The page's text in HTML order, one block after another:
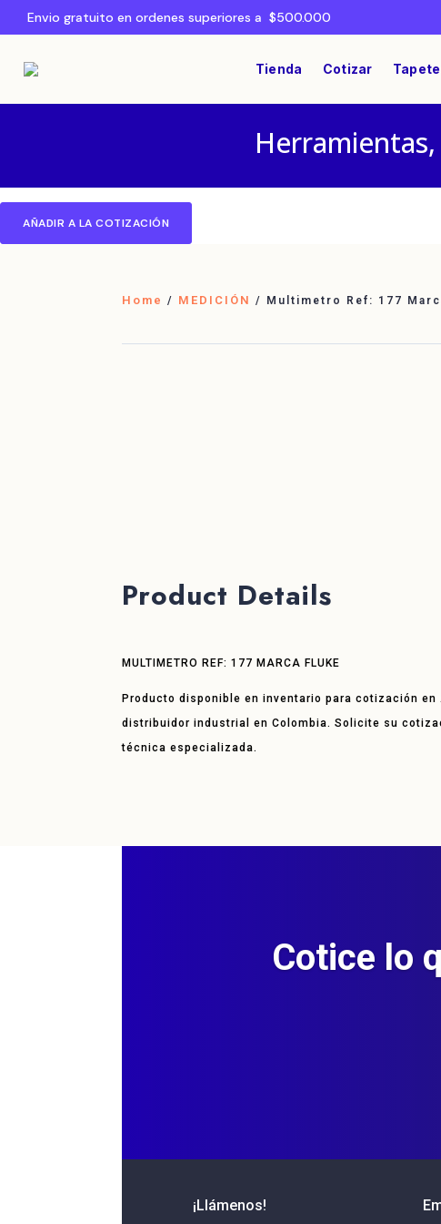
Envio gratuito en ordenes superiores a $500.000
Tienda Cotizar
AÑADIR A LA COTIZACIÓN
Home / MEDICIÓN / Multimetro Ref: 177
Product Details
MULTIMETRO REF: 177 MARCA FLUKE
Producto disponible en inventario para cotización en
distribuidor industrial en Colombia. Solicite su
técnica especializada.
Cotice lo
¡Llámenos!